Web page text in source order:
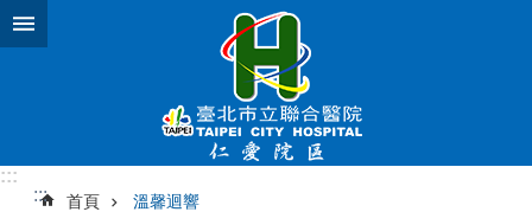
跳到主要內容區塊
:::
:::
首頁 溫馨迴響